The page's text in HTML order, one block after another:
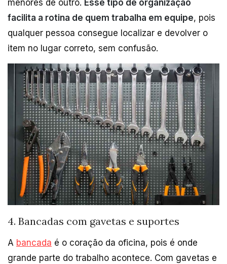
menores de outro. Esse tipo de organização
facilita a rotina de quem trabalha em equipe, pois
qualquer pessoa consegue localizar e devolver o
item no lugar correto, sem confusão.
4. Bancadas com gavetas e suportes
A bancada é o coração da oficina, pois é onde
grande parte do trabalho acontece. Com gavetas e